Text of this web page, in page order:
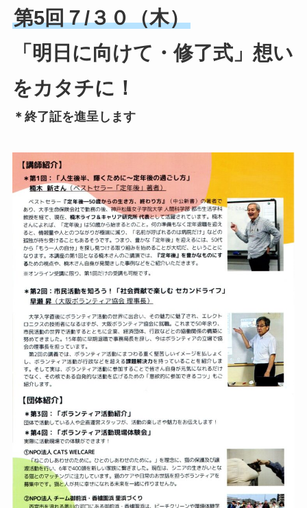
第5回７/３０（木）
「明日に向けて・修了式」想い
をカタチに！
＊終了証を進呈します